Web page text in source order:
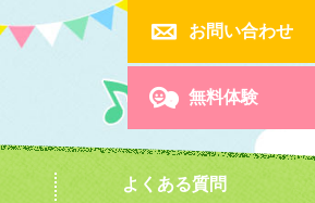
 お問い合わせ
 無料体験
よくある質問